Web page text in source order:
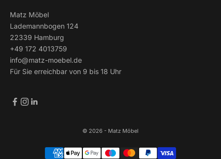
Matz Möbel
Lademannbogen 124
22339 Hamburg
+49 172 4013759
info@matz-moebel.de
Für Sie erreichbar von 9 bis 18 Uhr
© 2026 - Matz Möbel